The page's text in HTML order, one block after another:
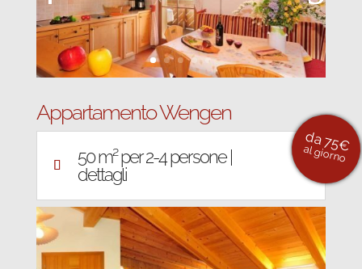
Appartamento Wengen
da 75€
al giorno
50 m² per 2-4 persone |
dettagli